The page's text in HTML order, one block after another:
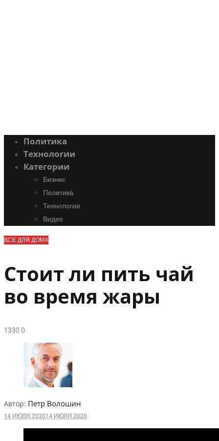
Политика
Технологии
Категории
Бизнес
Политика
Технологии
Видео
ВСЕ ДЛЯ ДОМА
Стоит ли пить чай
во время жары
13300
Автор: Петр Волошин
14 ИЮЛЯ 202014 ИЮЛЯ 2020